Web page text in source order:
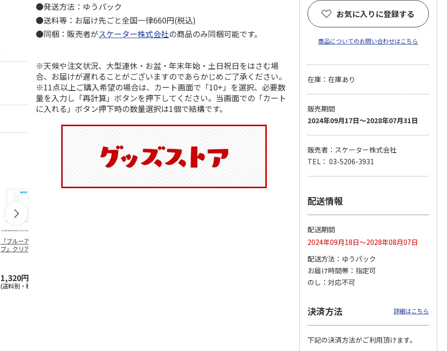
「ブルーアーカイ
ブ」クリアファイル
1,320円
(送料別・税込)
リラックマ／クリア
750円
(送料別・税込)
「犬夜叉」アクリル
●発送方法：ゆうパック
●送料等：お届け先ごと全国一律660円(税込)
●同梱：販売者がスケーター株式会社の商品のみ同梱可能です。
※天候や注文状況、大型連休・お盆・年末年始・土日祝日をはさむ場
合、お届けが遅れることがございますのであらかじめご了承ください。
※11点以上ご購入希望の場合は、カート画面で「10+」を選択、必要数
量を入力し「再計算」ボタンを押下してください。当画面での「カート
に入れる」ボタン押下時の数量選択は1個で結構です。
お気に入りに登録する
商品についてのお問い合わせはこちら
在庫：在庫あり
販売期間
2024年09月17日～2028年07月31日
販売者：スケーター株式会社
TEL： 03-5206-3931
配送情報
配送期間
2024年09月18日～2028年08月07日
配送方法
ゆうパック
お届け時間帯
指定可
のし
対応不可
決済方法 詳細はこちら
下記の決済方法がご利用頂けます。